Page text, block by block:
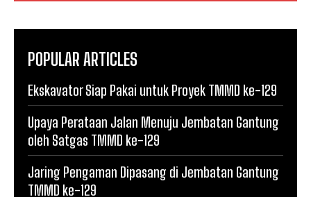
POPULAR ARTICLES
Ekskavator Siap Pakai untuk Proyek TMMD ke-129
Upaya Perataan Jalan Menuju Jembatan Gantung
oleh Satgas TMMD ke-129
Jaring Pengaman Dipasang di Jembatan Gantung
TMMD ke-129